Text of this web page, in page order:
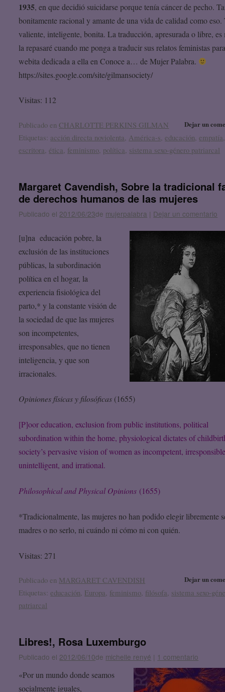
1935, en que decidió suicidarse porque tenía cáncer de pecho.
bonitamente racional y amante de una vida de calidad como eso.
valiente, inteligente, bonita. La traducción, apresurada o libre, es
la repasaré cuando me ponga a traducir sus relatos feministas
webita dedicada a ella en Conoce a… de Mujer Palabra.
https://sites.google.com/site/gilmansociety/
Visitas: 112
Dejar un
Publicado en CHARLOTTE PERKINS GILMAN
Etiquetas: acción directa noviolenta, América-s,educación,empatía,
escritora,ética, feminismo, política, sistema sexo-género patriarcal
Margaret Cavendish, Sobre la tradicional
de derechos humanos de las mujeres
Publicado el 2012/06/23de mujerpalabra | Dejar un comentario
[u]na educación pobre, la
exclusión de las instituciones
públicas, la subordinación
política en el hogar, la
experiencia fisiológica del
parto,* y la constante visión de
la sociedad de que las mujeres
son incompetentes,
irresponsables, que no tienen
inteligencia, y que son
irracionales.
Opiniones físicas y filosóficas (1655)
[P]oor education, exclusion from public institutions, political
subordination within the home, physiological dictates of
society’s pervasive vision of women as incompetent,
unintelligent, and irrational.
Philosophical and Physical Opinions (1655)
*Tradicionalmente, las mujeres no han podido elegir libremente
madres o no serlo, ni cuándo ni cómo ni con quién.
Visitas: 271
Dejar un
Publicado en MARGARET CAVENDISH
Etiquetas: educación, Europa, feminismo, filósofa, sistema sexo-
patriarcal
Libres!, Rosa Luxemburgo
Publicado el 2012/06/10de michelle renyé | 1 comentario
«Por un mundo donde seamos
socialmente iguales,